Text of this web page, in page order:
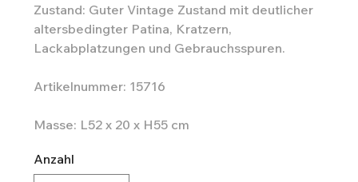
Zustand: Guter Vintage Zustand mit deutlicher
altersbedingter Patina, Kratzern,
Lackabplatzungen und Gebrauchsspuren.
Artikelnummer: 15716
Masse: L52 x 20 x H55 cm
Anzahl